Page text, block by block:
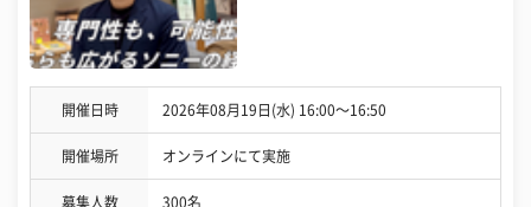
開催日時 2026年08月19日(水) 16:00〜16:50
開催場所 オンラインにて実施
募集人数 300名